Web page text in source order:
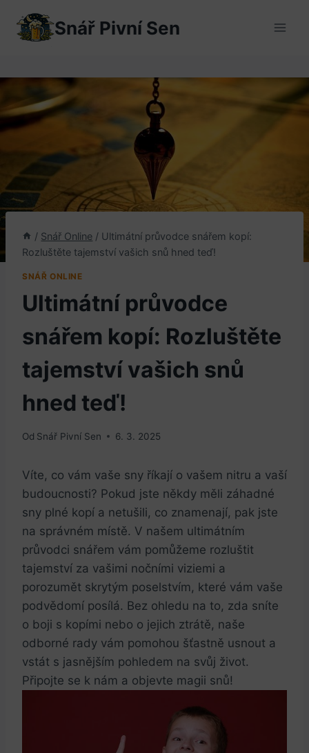
obsah
Snář Pivní Sen
/ Snář Online / Ultimátní průvodce snářem kopí:
Rozluštěte tajemství vašich snů hned teď!
SNÁŘ ONLINE
Ultimátní průvodce
snářem kopí: Rozluštěte
tajemství vašich snů
hned teď!
Od Snář Pivní Sen 6. 3. 2025
Víte, co vám vaše sny říkají o vašem nitru a vaší
budoucnosti? Pokud jste někdy měli záhadné
sny plné kopí a netušili, co znamenají, pak jste
na správném místě. V našem ultimátním
průvodci snářem vám pomůžeme rozluštit
tajemství za vašimi nočními viziemi a
porozumět skrytým poselstvím, které vám vaše
podvědomí posílá. Bez ohledu na to, zda sníte
o boji s kopími nebo o jejich ztrátě, naše
odborné rady vám pomohou šťastně usnout a
vstát s jasnějším pohledem na svůj život.
Připojte se k nám a objevte magii snů!